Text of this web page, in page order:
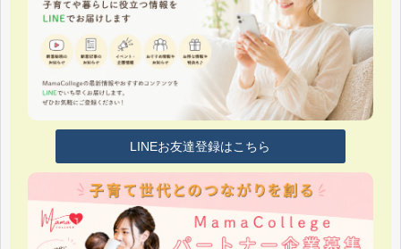
LINEお友達登録はこちら